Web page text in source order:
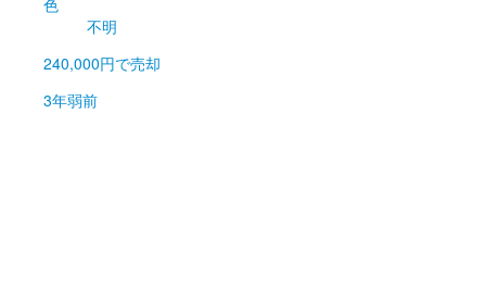
色
不明
240,000円で売却
3年弱前